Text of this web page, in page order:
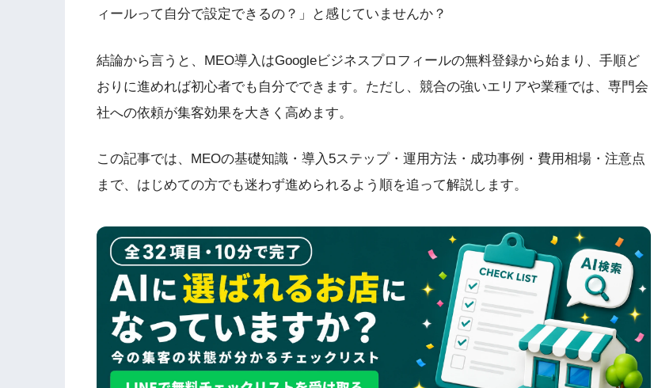
ィールって自分で設定できるの？」と感じていませんか？
結論から言うと、MEO導入はGoogleビジネスプロフィールの無料登録から始まり、手順ど
おりに進めれば初心者でも自分でできます。ただし、競合の強いエリアや業種では、専門会
社への依頼が集客効果を大きく高めます。
この記事では、MEOの基礎知識・導入5ステップ・運用方法・成功事例・費用相場・注意点
まで、はじめての方でも迷わず進められるよう順を追って解説します。